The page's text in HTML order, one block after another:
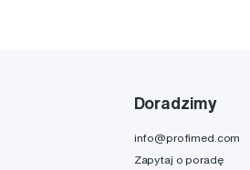
Doradzimy
info@profimed.com
Zapytaj o poradę